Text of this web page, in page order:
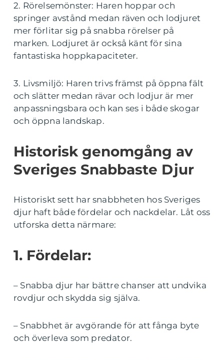
2. Rörelsemönster: Haren hoppar och
springer avstånd medan räven och lodjuret
mer förlitar sig på snabba rörelser på
marken. Lodjuret är också känt för sina
fantastiska hoppkapaciteter.
3. Livsmiljö: Haren trivs främst på öppna fält
och slätter medan rävar och lodjur är mer
anpassningsbara och kan ses i både skogar
och öppna landskap.
Historisk genomgång av
Sveriges Snabbaste Djur
Historiskt sett har snabbheten hos Sveriges
djur haft både fördelar och nackdelar. Låt oss
utforska detta närmare:
1. Fördelar:
– Snabba djur har bättre chanser att undvika
rovdjur och skydda sig själva.
– Snabbhet är avgörande för att fånga byte
och överleva som predator.